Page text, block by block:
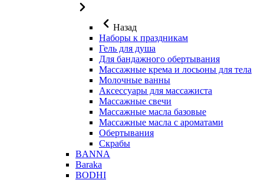
Назад
Наборы к праздникам
Гель для душа
Для бандажного обертывания
Массажные крема и лосьоны для тела
Молочные ванны
Аксессуары для массажиста
Массажные свечи
Массажные масла базовые
Массажные масла с ароматами
Обертывания
Скрабы
BANNA
Baraka
BODHI